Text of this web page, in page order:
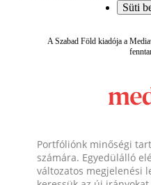
Süti
A Szabad Föld kiadója a
Portfóliónk minőségi
számára. Egyedülálló
változatos megjelenési